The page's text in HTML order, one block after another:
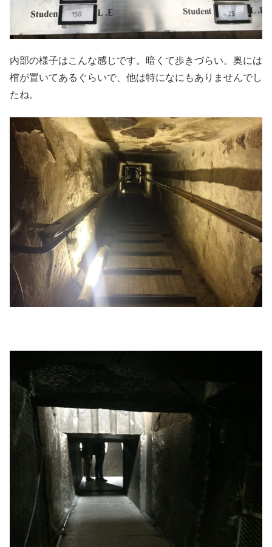
内部の様子はこんな感じです。暗くて歩きづらい。奥には
棺が置いてあるぐらいで、他は特になにもありませんでし
たね。